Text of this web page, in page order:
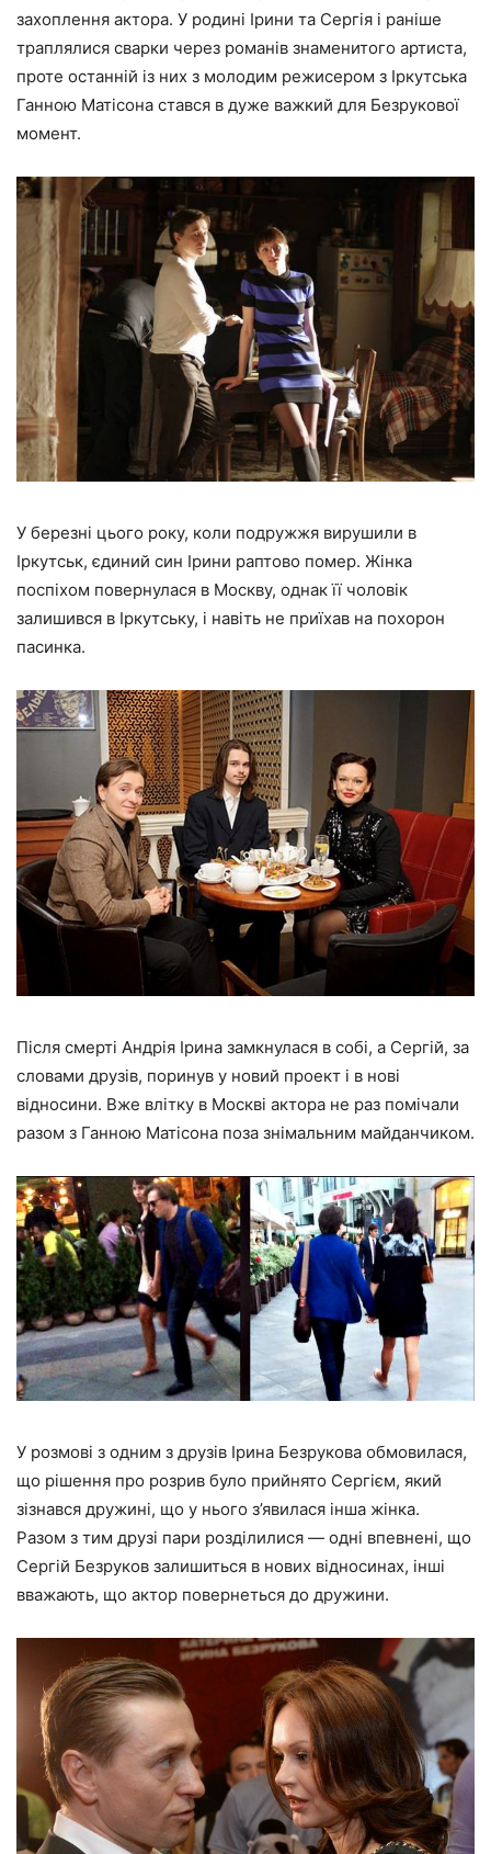
захоплення актора. У родині Ірини та Сергія і раніше
траплялися сварки через романів знаменитого артиста,
проте останній із них з молодим режисером з Іркутська
Ганною Матісона стався в дуже важкий для Безрукової
момент.
У березні цього року, коли подружжя вирушили в
Іркутськ, єдиний син Ірини раптово помер. Жінка
поспіхом повернулася в Москву, однак її чоловік
залишився в Іркутську, і навіть не приїхав на похорон
пасинка.
Після смерті Андрія Ірина замкнулася в собі, а Сергій, за
словами друзів, поринув у новий проект і в нові
відносини. Вже влітку в Москві актора не раз помічали
разом з Ганною Матісона поза знімальним майданчиком.
У розмові з одним з друзів Ірина Безрукова обмовилася,
що рішення про розрив було прийнято Сергієм, який
зізнався дружині, що у нього з’явилася інша жінка.
Разом з тим друзі пари розділилися — одні впевнені, що
Сергій Безруков залишиться в нових відносинах, інші
вважають, що актор повернеться до дружини.